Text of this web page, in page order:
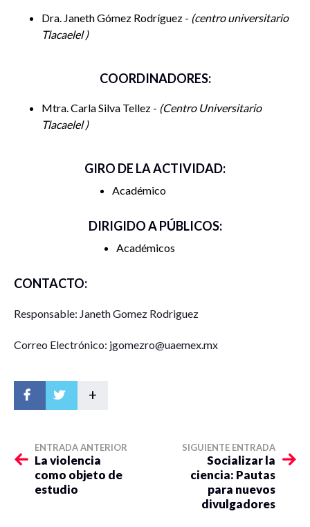
Dra. Janeth Gómez Rodríguez - centro universitario
Tlacaelel
COORDINADORES:
Mtra. Carla Silva Tellez - Centro Universitario
Tlacaelel
GIRO DE LA ACTIVIDAD:
Académico
DIRIGIDO A PÚBLICOS:
Académicos
CONTACTO:
Responsable: Janeth Gomez Rodriguez
Correo Electrónico: jgomezro@uaemex.mx
+
ENTRADA ANTERIOR
La violencia
como objeto de
estudio
SIGUIENTE ENTRADA
Socializar la
ciencia: Pautas
para nuevos
divulgadores